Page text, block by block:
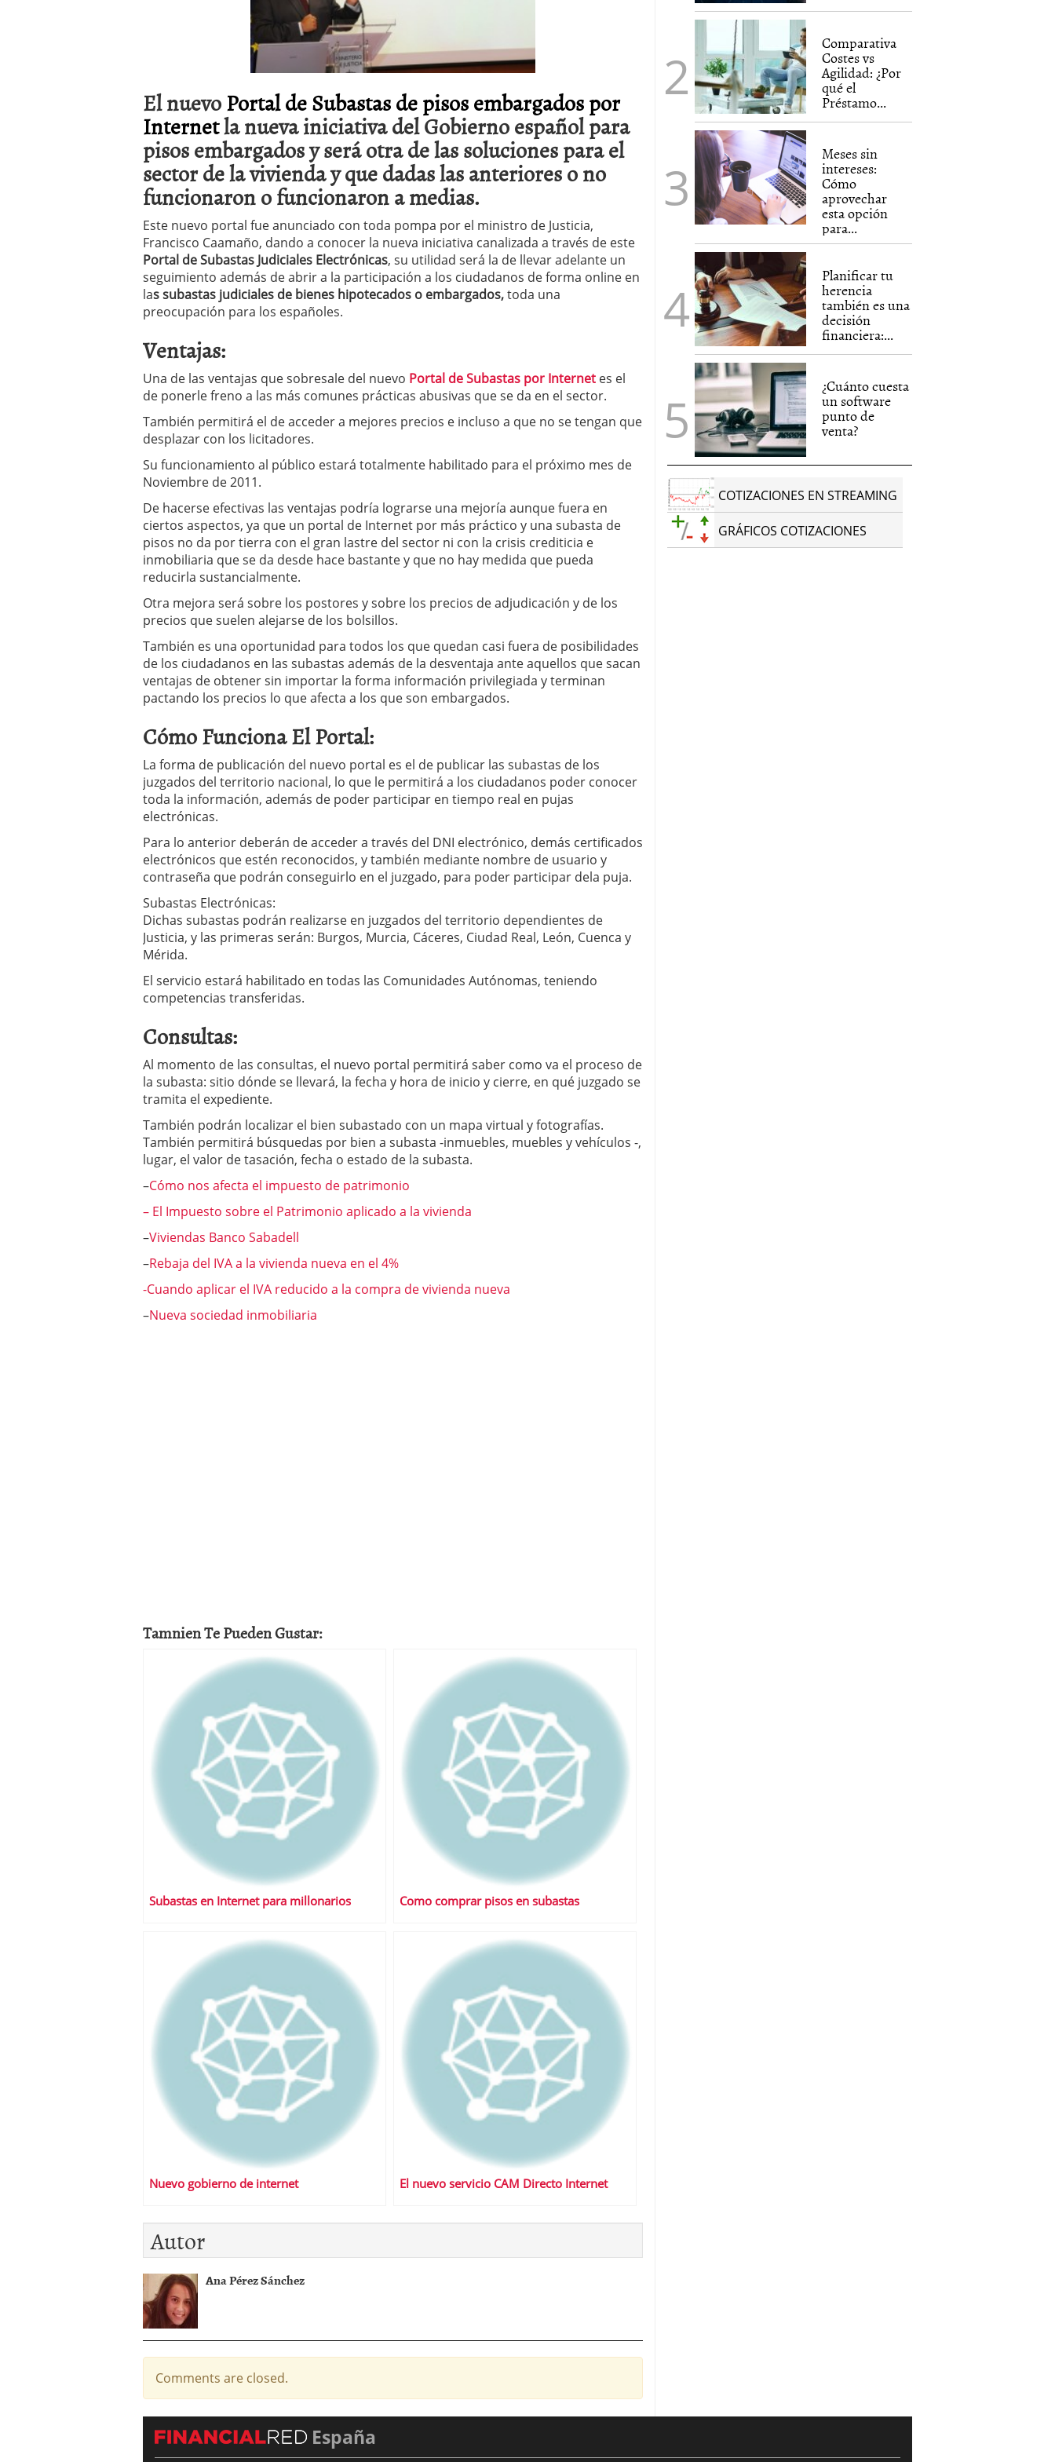
a los costes
21 de noviembre de 2025
¿Cuánto cuesta un software punto de venta?
El nuevoPortal de Subastas de pisos embargados por
Internetla nueva iniciativa del Gobierno español para
pisos embargados y será otra de las soluciones para el
sector de la vivienda y que dadas las anteriores o no
funcionaron o funcionaron a medias.
Este nuevo portal fue anunciado con toda pompa por el ministro de Justicia,
Francisco Caamaño, dando a conocer la nueva iniciativa canalizada a través de este
Portal de Subastas Judiciales Electrónicas, su utilidad será la de llevar adelante un
seguimiento además de abrir a la participación a los ciudadanos de forma online en
las subastas judiciales de bienes hipotecados o embargados,toda una
preocupación para los españoles.
Ventajas:
Una de las ventajas que sobresale del nuevo Portal de Subastas por Internet es el
de ponerle freno a las más comunes prácticas abusivas que se da en el sector.
También permitirá el de acceder a mejores precios e incluso a que no se tengan que
desplazar con los licitadores.
Su funcionamiento al público estará totalmente habilitado para el próximo mes de
Noviembre de 2011.
De hacerse efectivas las ventajas podría lograrse una mejoría aunque fuera en
ciertos aspectos, ya que un portal de Internet por más práctico y una subasta de
pisos no da por tierra con el gran lastre del sector ni con la crisis crediticia e
inmobiliaria que se da desde hace bastante y que no hay medida que pueda
reducirla sustancialmente.
Otra mejora será sobre los postores y sobre los precios de adjudicación y de los
precios que suelen alejarse de los bolsillos.
También es una oportunidad para todos los que quedan casi fuera de posibilidades
de los ciudadanos en las subastas además de la desventaja ante aquellos que sacan
ventajas de obtener sin importar la forma información privilegiada y terminan
pactando los precios lo que afecta a los que son embargados.
Cómo Funciona El Portal:
La forma de publicación del nuevo portal es el de publicar las subastas de los
juzgados del territorio nacional, lo que le permitirá a los ciudadanos poder conocer
toda la información, además de poder participar en tiempo real en pujas
electrónicas.
Para lo anterior deberán de acceder a través del DNI electrónico, demás certificados
electrónicos que estén reconocidos, y también mediante nombre de usuario y
contraseña que podrán conseguirlo en el juzgado, para poder participar dela puja.
Subastas Electrónicas:
Dichas subastas podrán realizarse en juzgados del territorio dependientes de
Justicia, y las primeras serán: Burgos, Murcia, Cáceres, Ciudad Real, León, Cuenca y
Mérida.
El servicio estará habilitado en todas las Comunidades Autónomas, teniendo
competencias transferidas.
Consultas:
Al momento de las consultas, el nuevo portal permitirá saber como va el proceso de
la subasta: sitio dónde se llevará, la fecha y hora de inicio y cierre, en qué juzgado se
tramita el expediente.
También podrán localizar el bien subastado con un mapa virtual y fotografías.
También permitirá búsquedas por bien a subasta -inmuebles, muebles y vehículos -,
lugar, el valor de tasación, fecha o estado de la subasta.
–Cómo nos afecta el impuesto de patrimonio
– El Impuesto sobre el Patrimonio aplicado a la vivienda
–Viviendas Banco Sabadell
–Rebaja del IVA a la vivienda nueva en el 4%
-Cuando aplicar el IVA reducido a la compra de vivienda nueva
–Nueva sociedad inmobiliaria
Tamnien Te Pueden Gustar:
Subastas en Internet para millonarios Como comprar pisos en subastas
Nuevo gobierno de internet El nuevo servicio CAM Directo Internet
Autor
Ana Pérez Sánchez
Comments are closed.
Comparativa
Costes vs
Agilidad: ¿Por
qué el
Préstamo...
Meses sin
intereses:
Cómo
aprovechar
esta opción
para...
Planificar tu
herencia
también es una
decisión
financiera:...
¿Cuánto cuesta
un software
punto de
venta?
COTIZACIONES EN STREAMING
GRÁFICOS COTIZACIONES
España